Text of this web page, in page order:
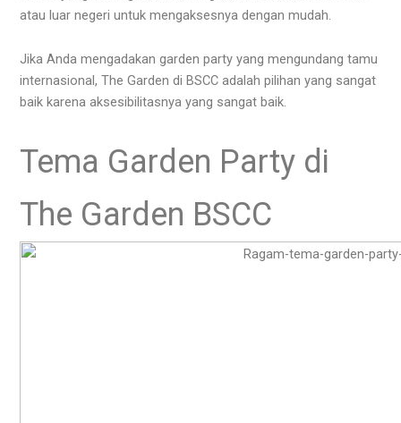
atau luar negeri untuk mengaksesnya dengan mudah.
Jika Anda mengadakan garden party yang mengundang tamu
internasional, The Garden di BSCC adalah pilihan yang sangat
baik karena aksesibilitasnya yang sangat baik.
Tema Garden Party di
The Garden BSCC